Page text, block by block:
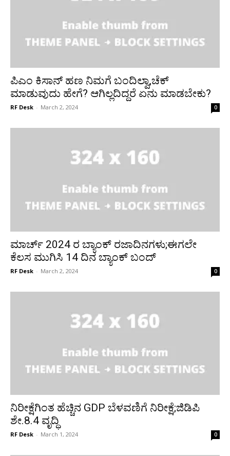
ಪಿಎಂ ಕಿಸಾನ್​ ಹಣ ನಿಮಗೆ ಬಂದಿಲ್ವಾ,ಚೆಕ್‌
ಮಾಡುವುದು ಹೇಗೆ? ಆಗಿಲ್ಲದಿದ್ದರೆ ಏನು ಮಾಡಬೇಕು?
RF Desk - March 2, 2024 0
ಮಾರ್ಚ್ 2024 ರ ಬ್ಯಾಂಕ್ ರಜಾದಿನಗಳು;ಈಗಲೇ
ಕೆಲಸ ಮುಗಿಸಿ 14 ದಿನ ಬ್ಯಾಂಕ್‌ ಬಂದ್
RF Desk - March 2, 2024 0
ನಿರೀಕ್ಷೆಗಿಂತ ಹೆಚ್ಚಿನ GDP ಬೆಳವಣಿಗೆ ನಿರೀಕ್ಷೆ;ಜಿಡಿಪಿ
ಶೇ.8.4 ವೃದ್ಧಿ
RF Desk - March 1, 2024 0